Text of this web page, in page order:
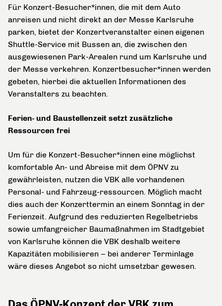
Für Konzert-Besucher*innen, die mit dem Auto
anreisen und nicht direkt an der Messe Karlsruhe
parken, bietet der Konzertveranstalter einen eigenen
Shuttle-Service mit Bussen an, die zwischen den
ausgewiesenen Park-Arealen rund um Karlsruhe und
der Messe verkehren. Konzertbesucher*innen werden
gebeten, hierbei die aktuellen Informationen des
Veranstalters zu beachten.
Ferien- und Baustellenzeit setzt zusätzliche
Ressourcen frei
Um für die Konzert-Besucher*innen eine möglichst
komfortable An- und Abreise mit dem ÖPNV zu
gewährleisten, nutzen die VBK alle vorhandenen
Personal- und Fahrzeug-ressourcen. Möglich macht
dies auch der Konzerttermin an einem Sonntag in der
Ferienzeit. Aufgrund des reduzierten Regelbetriebs
sowie umfangreicher Baumaßnahmen im Stadtgebiet
von Karlsruhe können die VBK deshalb weitere
Kapazitäten mobilisieren – bei anderer Terminlage
wäre dieses Angebot so nicht umsetzbar gewesen.